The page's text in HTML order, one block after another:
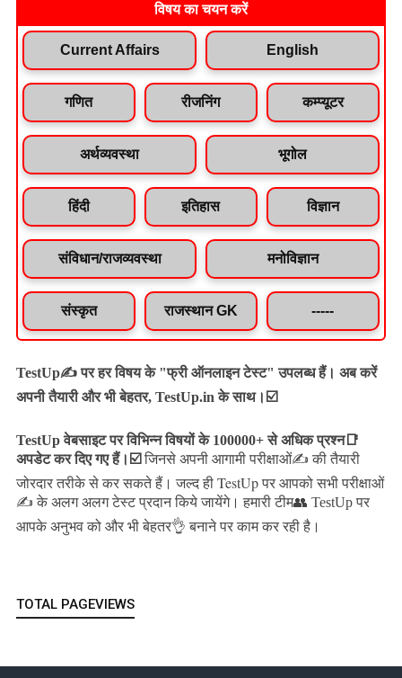
विषय का चयन करें
Current Affairs English
गणित रीजनिंग कम्प्यूटर
अर्थव्यवस्था भूगोल
हिंदी इतिहास विज्ञान
संविधान/राजव्यवस्था मनोविज्ञान
संस्कृत राजस्थान GK -----
TestUp✍️ पर हर विषय के "फ्री ऑनलाइन टेस्ट" उपलब्ध हैं। अब करें
अपनी तैयारी और भी बेहतर, TestUp.in के साथ।☑️
TestUp वेबसाइट पर विभिन्न विषयों के 100000+ से अधिक प्रश्न📑
अपडेट कर दिए गए हैं। ☑️ जिनसे अपनी आगामी परीक्षाओं✍️ की तैयारी
जोरदार तरीके से कर सकते हैं।जल्द ही TestUp पर आपको सभी परीक्षाओं
✍️ के अलग अलग टेस्ट प्रदान किये जायेंगे। हमारी टीम👥 TestUp पर
आपके अनुभव को और भी बेहतर👌 बनाने पर काम कर रही है।
TOTAL PAGEVIEWS